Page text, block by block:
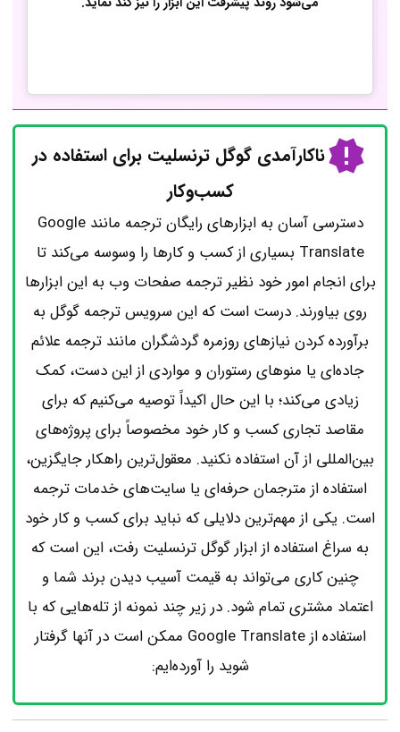
ناکارآمدی گوگل ترنسلیت برای استفاده در
کسب‌و‌کار
دسترسی آسان به ابزارهای رایگان ترجمه مانند Google
Translate بسیاری از کسب و کارها را وسوسه می‌کند تا
برای انجام امور خود نظیر ترجمه صفحات وب به این ابزارها
روی بیاورند. درست است که این سرویس ترجمه گوگل به
برآورده کردن نیازهای روزمره گردشگران مانند ترجمه علائم
جاده‌ای یا منوهای رستوران و مواردی از این دست، کمک
زیادی می‌کند؛ با این حال اکیداً توصیه می‌کنیم که برای
مقاصد تجاری کسب و کار خود مخصوصاً برای پروژه‌های
بین‌المللی از آن استفاده نکنید. معقول‌ترین راهکار جایگزین،
استفاده از مترجمان حرفه‌ای یا سایت‌های خدمات ترجمه
است. یکی از مهم‌ترین دلایلی که نباید برای کسب و کار خود
به سراغ استفاده از ابزار گوگل ترنسلیت رفت، این است که
چنین کاری می‌تواند به قیمت آسیب دیدن برند شما و
اعتماد مشتری تمام شود. در زیر چند نمونه از تله‌هایی که با
استفاده از Google Translate ممکن است در آنها گرفتار
شوید را آورده‌ایم: